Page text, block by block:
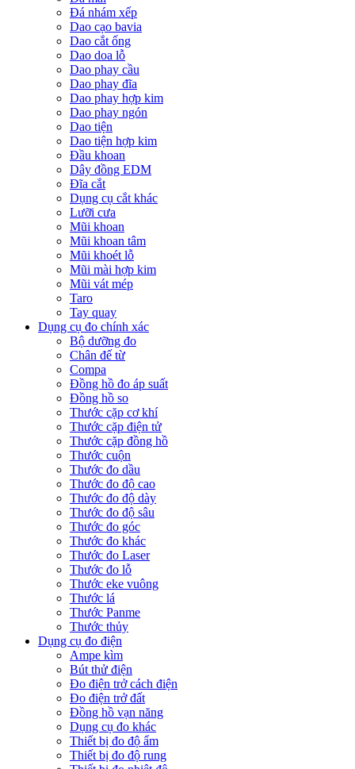
Đá nhám xếp
Dao cạo bavia
Dao cắt ống
Dao doa lỗ
Dao phay cầu
Dao phay đĩa
Dao phay hợp kim
Dao phay ngón
Dao tiện
Dao tiện hợp kim
Đầu khoan
Dây đồng EDM
Đĩa cắt
Dụng cụ cắt khác
Lưỡi cưa
Mũi khoan
Mũi khoan tâm
Mũi khoét lỗ
Mũi mài hợp kim
Mũi vát mép
Taro
Tay quay
Dụng cụ đo chính xác
Bộ dưỡng đo
Chân đế từ
Compa
Đồng hồ đo áp suất
Đồng hồ so
Thước cặp cơ khí
Thước cặp điện tử
Thước cặp đồng hồ
Thước cuộn
Thước đo dầu
Thước đo độ cao
Thước đo độ dày
Thước đo độ sâu
Thước đo góc
Thước đo khác
Thước đo Laser
Thước đo lỗ
Thước eke vuông
Thước lá
Thước Panme
Thước thủy
Dụng cụ đo điện
Ampe kìm
Bút thử điện
Đo điện trở cách điện
Đo điện trở đất
Đồng hồ vạn năng
Dụng cụ đo khác
Thiết bị đo độ ẩm
Thiết bị đo độ rung